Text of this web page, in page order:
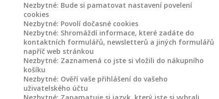
Nezbytné: Bude si pamatovat nastavení povelení
cookies
Nezbytné: Povolí dočasné cookies
Nezbytné: Shromáždí informace, které zadáte do
kontaktních formulářů, newsletterů a jiných formulářů
napříč web stránkou
Nezbytné: Zaznamená co jste si vložili do nákupního
košíku
Nezbytné: Ověří vaše přihlášení do vašeho
uživatelského účtu